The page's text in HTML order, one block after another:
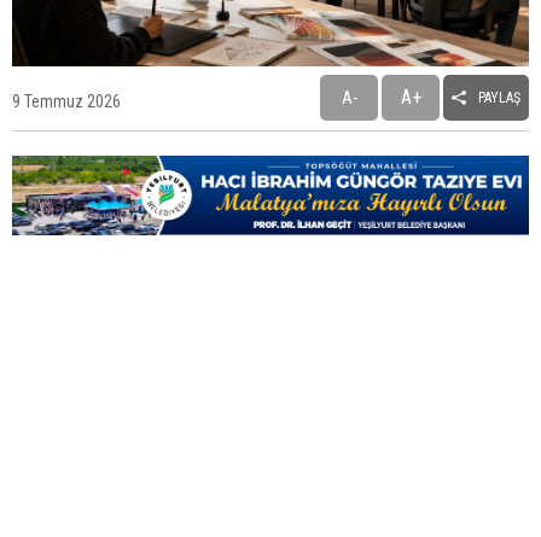
büyük bir mutluluk"
Boyraz: Yeni üyeler için ilk 30 günde ihtiyaç analizi
yapılacak
9 Temmuz 2026 A- A+ PAYLAŞ